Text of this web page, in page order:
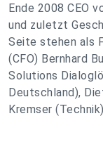
Ende 2008 CEO
und zuletzt
Seite stehen als
(CFO) Bernhard
Solutions
Deutschland),
Kremser